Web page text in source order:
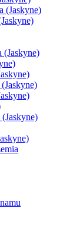
(Jaskyne)
(Jaskyne)